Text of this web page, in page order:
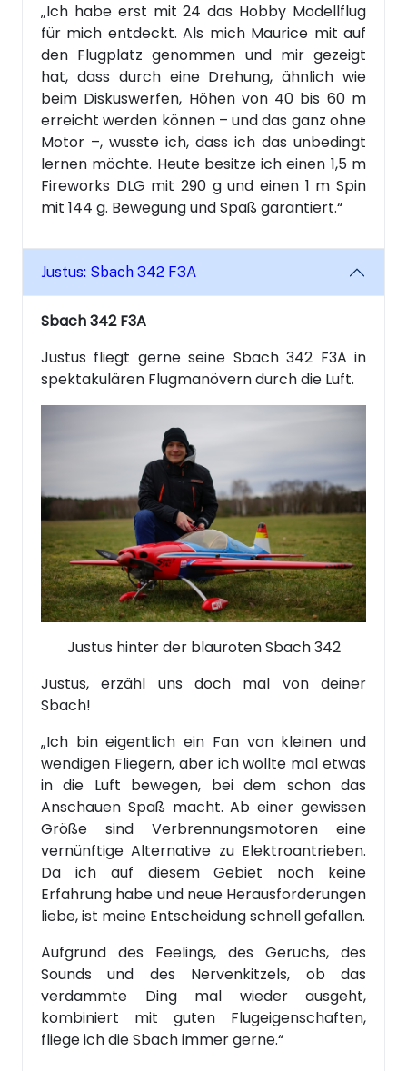
„Ich habe erst mit 24 das Hobby Modellflug
für mich entdeckt. Als mich Maurice mit auf
den Flugplatz genommen und mir gezeigt
hat, dass durch eine Drehung, ähnlich wie
beim Diskuswerfen, Höhen von 40 bis 60 m
erreicht werden können – und das ganz ohne
Motor –, wusste ich, dass ich das unbedingt
lernen möchte. Heute besitze ich einen 1,5 m
Fireworks DLG mit 290 g und einen 1 m Spin
mit 144 g. Bewegung und Spaß garantiert.“
Justus: Sbach 342 F3A
Sbach 342 F3A
Justus fliegt gerne seine Sbach 342 F3A in
spektakulären Flugmanövern durch die Luft.
Justus hinter der blauroten Sbach 342
Justus, erzähl uns doch mal von deiner
Sbach!
„Ich bin eigentlich ein Fan von kleinen und
wendigen Fliegern, aber ich wollte mal etwas
in die Luft bewegen, bei dem schon das
Anschauen Spaß macht. Ab einer gewissen
Größe sind Verbrennungsmotoren eine
vernünftige Alternative zu Elektroantrieben.
Da ich auf diesem Gebiet noch keine
Erfahrung habe und neue Herausforderungen
liebe, ist meine Entscheidung schnell gefallen.
Aufgrund des Feelings, des Geruchs, des
Sounds und des Nervenkitzels, ob das
verdammte Ding mal wieder ausgeht,
kombiniert mit guten Flugeigenschaften,
fliege ich die Sbach immer gerne.“